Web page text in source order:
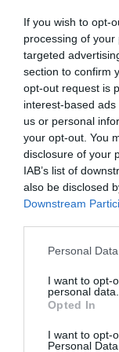
If you wish to opt-
processing of
targeted
section to confirm
opt-out request is
interest-based
us or personal
your opt-out. You
disclosure of your
IAB’s list of
also be disclosed
Downstream
Personal
I want to opt-
personal data.
Opted In
I want to opt-
Personal Data.
Η πλοκή του
Η Wednesday
Γκόμεζ, είναι ένα
απόκληρη. Όταν
πισίνα σχολείου
συμμαθητή της,
Η επιλογή της
μιας κι εκεί
είναι και πολύ
τους μαθητές